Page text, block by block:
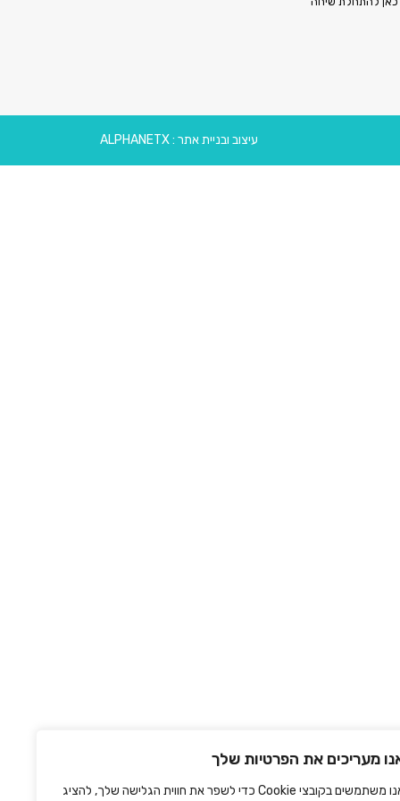
מעריכים את הפרטיות שלך
אנו משתמשים בקובצי Cookie כדי לשפר את חווית הגלישה שלך, להציג
עיצוב ובניית אתר : ALPHANETX